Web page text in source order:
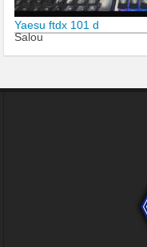
Yaesu ftdx 101 d
Salou